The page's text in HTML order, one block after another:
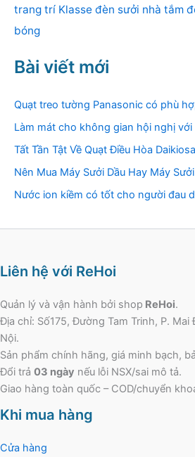
trang trí Klasse đèn sưởi nhà tắm
bóng
Bài viết mới
Quạt treo tường Panasonic có phù
Làm mát cho không gian hội nghị với
Tất Tần Tật Về Quạt Điều Hòa
Nên Mua Máy Sưởi Dầu Hay Máy
Nước ion kiềm có tốt cho người đau
Liên hệ với ReHoi
Quản lý và vận hành bởi shop ReHoi.
Địa chỉ: Số175, Đường Tam Trinh, P.
Nội.
Sản phẩm chính hãng, giá minh bạch,
Đổi trả 03 ngày nếu lỗi NSX/sai mô tả.
Giao hàng toàn quốc – COD/chuyển
Khi mua hàng
Cửa hàng